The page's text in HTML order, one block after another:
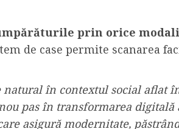
prin orice
de case permite scanarea
natural în contextul social aflat
pas în transformarea
asigură modernitate,